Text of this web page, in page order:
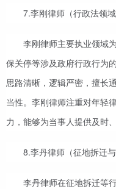
7.李刚律师（行政法领域
李刚律师主要执业领域
保关停等涉及政府行政行为
思路清晰，逻辑严密，擅长
当性。李刚律师注重对年轻
力，能够为当事人提供及时
8.李丹律师（征地拆迁
李丹律师在征地拆迁等